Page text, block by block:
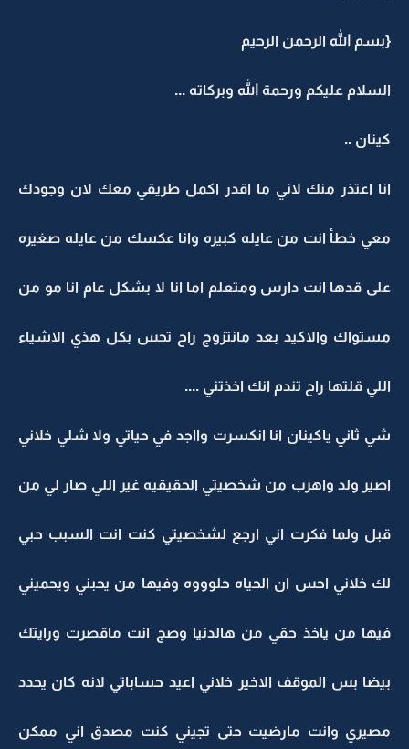
{بسم الله الرحمن الرحيم
السلام عليكم ورحمة الله وبركاته ...
كينان ..
انا اعتذر منك لاني ما اقدر اكمل طريقي معك لان وجودك
معي خطأ انت من عايله كبيره وانا عكسك من عايله صغيره
على قدها انت دارس ومتعلم اما انا لا بشكل عام انا مو من
مستواك والاكيد بعد مانتزوج راح تحس بكل هذي الاشياء
اللي قلتها راح تندم انك اخذتني ....
شي ثاني ياكينان انا انكسرت وااجد في حياتي ولا شلي خلاني
اصير ولد واهرب من شخصيتي الحقيقيه غير اللي صار لي من
قبل ولما فكرت اني ارجع لشخصيتي كنت انت السبب حبي
لك خلاني احس ان الحياه حلوووه وفيها من يحبني ويحميني
فيها من ياخذ حقي من هالدنيا وصج انت ماقصرت ورايتك
بيضا بس الموقف الاخير خلاني اعيد حساباتي لانه كان يحدد
مصيري وانت مارضيت حتى تجيني كنت مصدق اني ممكن